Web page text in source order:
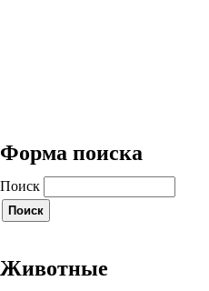
Форма поиска
Поиск
Животные